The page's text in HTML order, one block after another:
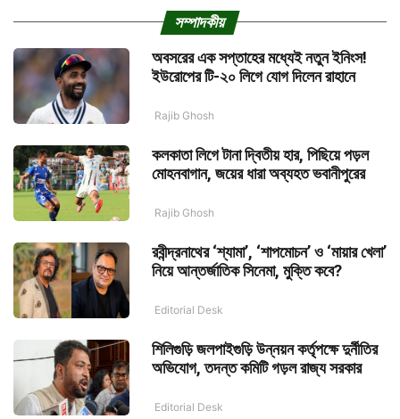
সম্পাদকীয়
অবসরের এক সপ্তাহের মধ্যেই নতুন ইনিংস!
ইউরোপের টি-২০ লিগে যোগ দিলেন রাহানে
Rajib Ghosh
কলকাতা লিগে টানা দ্বিতীয় হার, পিছিয়ে পড়ল
মোহনবাগান, জয়ের ধারা অব্যহত ভবানীপুরের
Rajib Ghosh
রবীন্দ্রনাথের ‘শ্যামা’, ‘শাপমোচন’ ও ‘মায়ার খেলা’
নিয়ে আন্তর্জাতিক সিনেমা, মুক্তি কবে?
Editorial Desk
শিলিগুড়ি জলপাইগুড়ি উন্নয়ন কর্তৃপক্ষে দুর্নীতির
অভিযোগ, তদন্ত কমিটি গড়ল রাজ্য সরকার
Editorial Desk